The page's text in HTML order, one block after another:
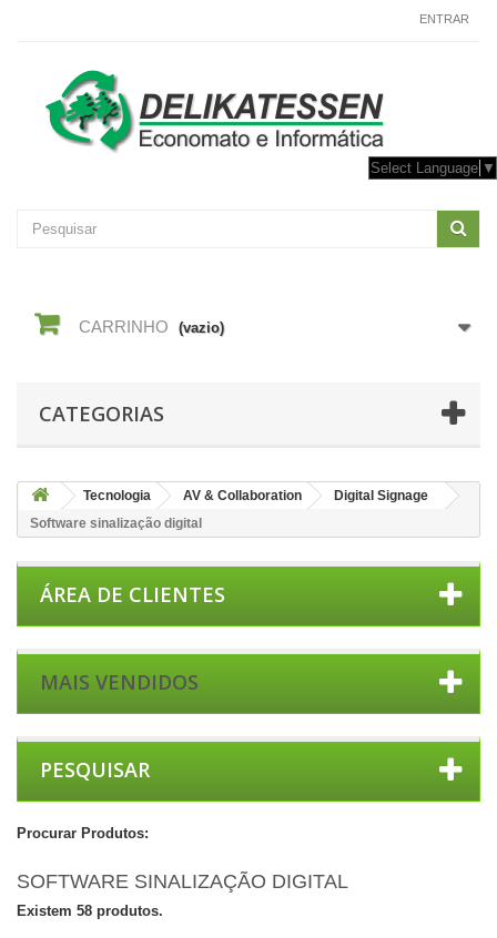
ENTRAR
Select Language ▼
CARRINHO (vazio)
CATEGORIAS
Tecnologia AV & Collaboration
Digital Signage
Software sinalização digital
ÁREA DE CLIENTES
MAIS VENDIDOS
PESQUISAR
Procurar Produtos:
SOFTWARE SINALIZAÇÃO DIGITAL
Existem 58 produtos.